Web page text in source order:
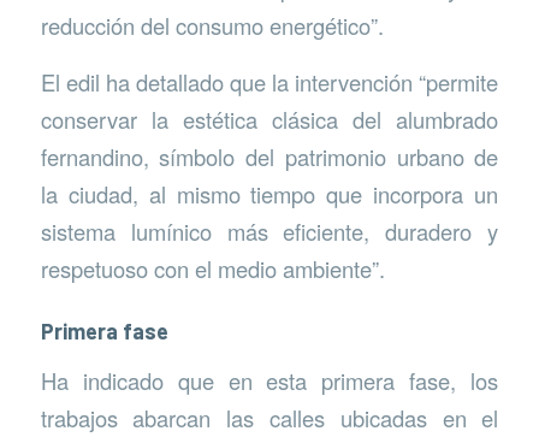
reducción del consumo energético”.
El edil ha detallado que la intervención “permite
conservar la estética clásica del alumbrado
fernandino, símbolo del patrimonio urbano de
la ciudad, al mismo tiempo que incorpora un
sistema lumínico más eficiente, duradero y
respetuoso con el medio ambiente”.
Primera fase
Ha indicado que en esta primera fase, los
trabajos abarcan las calles ubicadas en el